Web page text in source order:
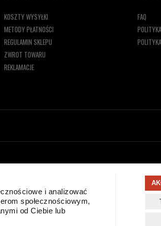
i analizować
społecznościowym,
od Ciebie lub
KOSZTY WYSYŁKI
METODY PŁATNOŚCI
REGULAMIN SKLEPU
ZWROT TOWARU
REKLAMACJE
FAQ
Plików Cookies
przeglądarce.